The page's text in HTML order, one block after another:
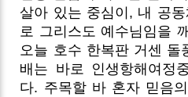
살아 있는 중심이, 내 공
로 그리스도 예수님임을
오늘 호수 한복판 거센 돌
배는 바로 인생항해여정
다. 주목할 바 혼자 믿음